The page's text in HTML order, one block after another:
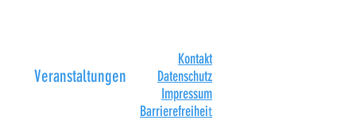
Kontakt
Datenschutz
Impressum
Barrierefreiheit
Veranstaltungen